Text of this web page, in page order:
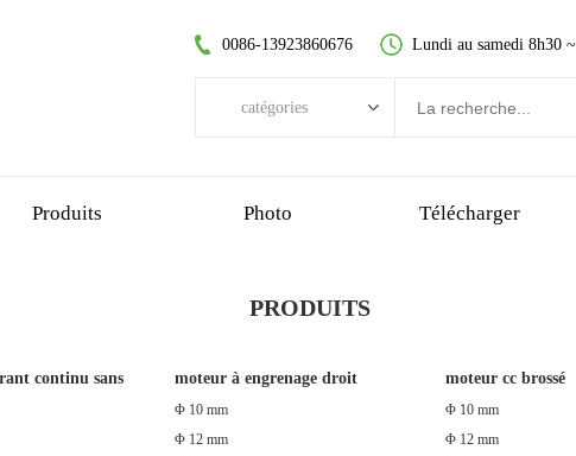
0086-13923860676 Lundi au samedi 8h30
catégories
motoréducteur planétaire
Produits Photo Télécharger
PRODUITS
continu sans
moteur à engrenage droit
Φ 10 mm
Φ 12 mm
moteur cc brossé
Φ 10 mm
Φ 12 mm